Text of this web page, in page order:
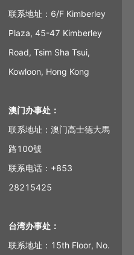
联系地址：6/F Kimberley
Plaza, 45-47 Kimberley
Road, Tsim Sha Tsui,
Kowloon, Hong Kong
澳门办事处：
联系地址：澳门高士德大馬
路100號
联系电话：+853
28215425
台湾办事处：
联系地址：15th Floor, No.